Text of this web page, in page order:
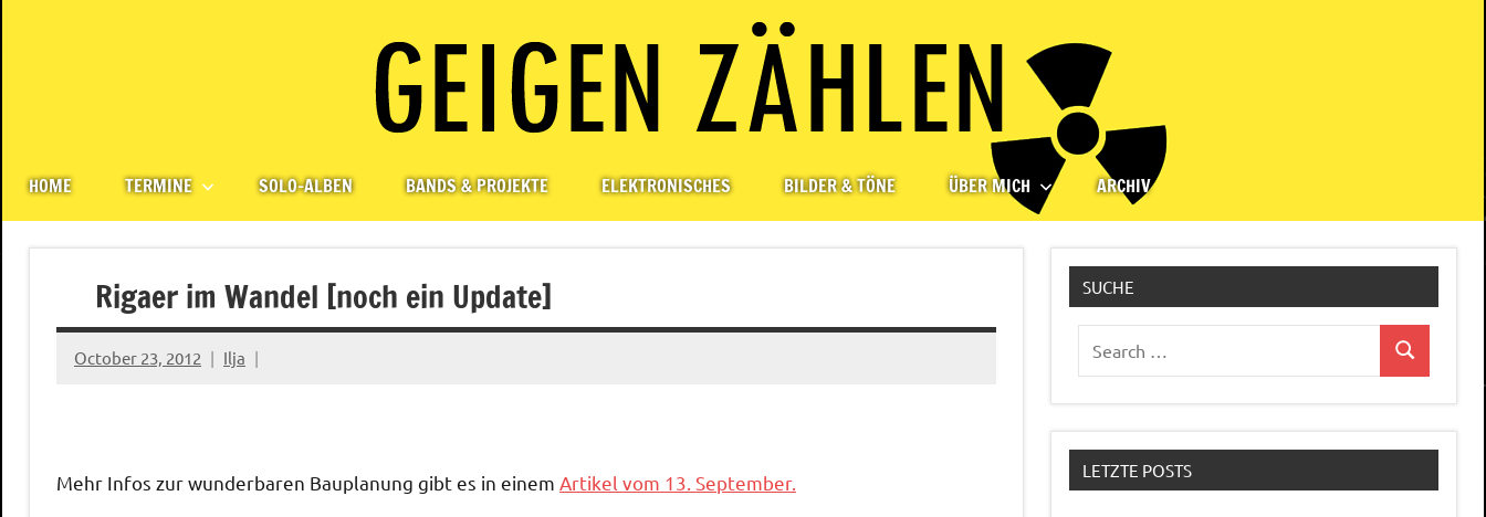
Geigerzähler
HOME TERMINE SOLO-ALBEN BANDS & PROJEKTE ELEKTRONISCHES BILDER & TÖNE ÜBER MICH ARCHIV
Rigaer im Wandel [noch ein Update]
October 23, 2012 Ilja
Mehr Infos zur wunderbaren Bauplanung gibt es in einem Artikel vom 13. September.
SUCHE
for:
Search
LETZTE POSTS